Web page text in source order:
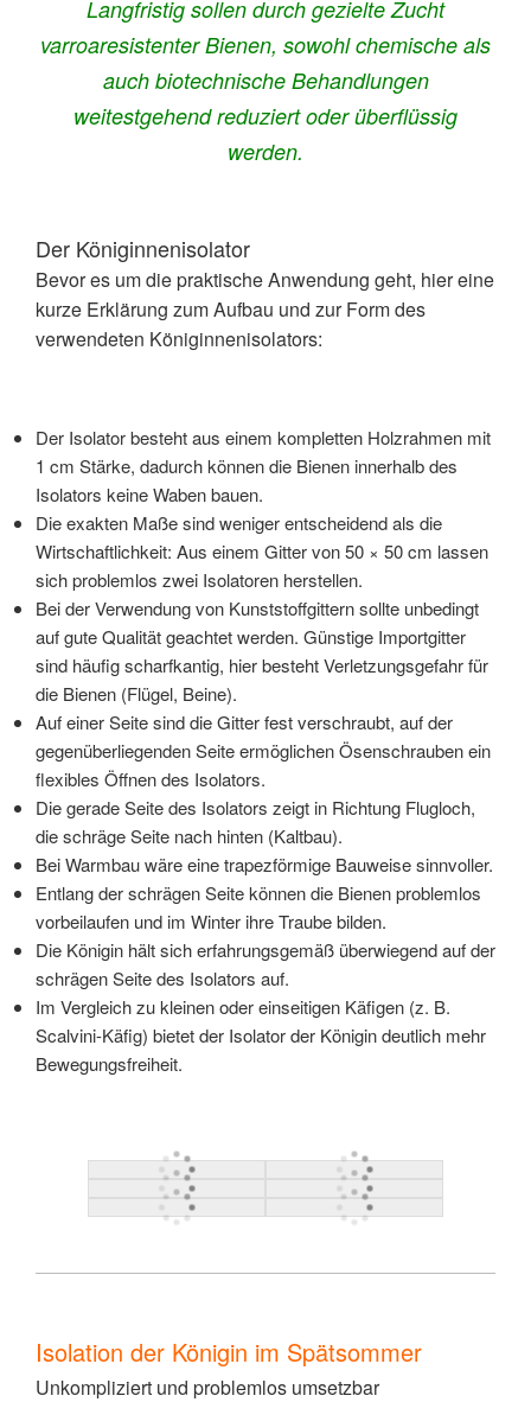
Langfristig sollen durch gezielte Zucht
varroaresistenter Bienen, sowohl chemische als
auch biotechnische Behandlungen
weitestgehend reduziert oder überflüssig
werden.
Der Königinnenisolator
Bevor es um die praktische Anwendung geht, hier eine
kurze Erklärung zum Aufbau und zur Form des
verwendeten Königinnenisolators:
Der Isolator besteht aus einem kompletten Holzrahmen mit
1 cm Stärke, dadurch können die Bienen innerhalb des
Isolators keine Waben bauen.
Die exakten Maße sind weniger entscheidend als die
Wirtschaftlichkeit: Aus einem Gitter von 50 × 50 cm lassen
sich problemlos zwei Isolatoren herstellen.
Bei der Verwendung von Kunststoffgittern sollte unbedingt
auf gute Qualität geachtet werden. Günstige Importgitter
sind häufig scharfkantig, hier besteht Verletzungsgefahr für
die Bienen (Flügel, Beine).
Auf einer Seite sind die Gitter fest verschraubt, auf der
gegenüberliegenden Seite ermöglichen Ösenschrauben ein
flexibles Öffnen des Isolators.
Die gerade Seite des Isolators zeigt in Richtung Flugloch,
die schräge Seite nach hinten (Kaltbau).
Bei Warmbau wäre eine trapezförmige Bauweise sinnvoller.
Entlang der schrägen Seite können die Bienen problemlos
vorbeilaufen und im Winter ihre Traube bilden.
Die Königin hält sich erfahrungsgemäß überwiegend auf der
schrägen Seite des Isolators auf.
Im Vergleich zu kleinen oder einseitigen Käfigen (z. B.
Scalvini-Käfig) bietet der Isolator der Königin deutlich mehr
Bewegungsfreiheit.
Isolation der Königin im Spätsommer
Unkompliziert und problemlos umsetzbar